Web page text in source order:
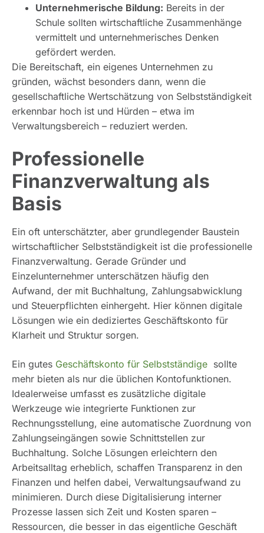
Unternehmerische Bildung: Bereits in der
Schule sollten wirtschaftliche Zusammenhänge
vermittelt und unternehmerisches Denken
gefördert werden.
Die Bereitschaft, ein eigenes Unternehmen zu
gründen, wächst besonders dann, wenn die
gesellschaftliche Wertschätzung von Selbstständigkeit
erkennbar hoch ist und Hürden – etwa im
Verwaltungsbereich – reduziert werden.
Professionelle
Finanzverwaltung als
Basis
Ein oft unterschätzter, aber grundlegender Baustein
wirtschaftlicher Selbstständigkeit ist die professionelle
Finanzverwaltung. Gerade Gründer und
Einzelunternehmer unterschätzen häufig den
Aufwand, der mit Buchhaltung, Zahlungsabwicklung
und Steuerpflichten einhergeht. Hier können digitale
Lösungen wie ein dediziertes Geschäftskonto für
Klarheit und Struktur sorgen.
Ein gutes Geschäftskonto für Selbstständige sollte
mehr bieten als nur die üblichen Kontofunktionen.
Idealerweise umfasst es zusätzliche digitale
Werkzeuge wie integrierte Funktionen zur
Rechnungsstellung, eine automatische Zuordnung von
Zahlungseingängen sowie Schnittstellen zur
Buchhaltung. Solche Lösungen erleichtern den
Arbeitsalltag erheblich, schaffen Transparenz in den
Finanzen und helfen dabei, Verwaltungsaufwand zu
minimieren. Durch diese Digitalisierung interner
Prozesse lassen sich Zeit und Kosten sparen –
Ressourcen, die besser in das eigentliche Geschäft